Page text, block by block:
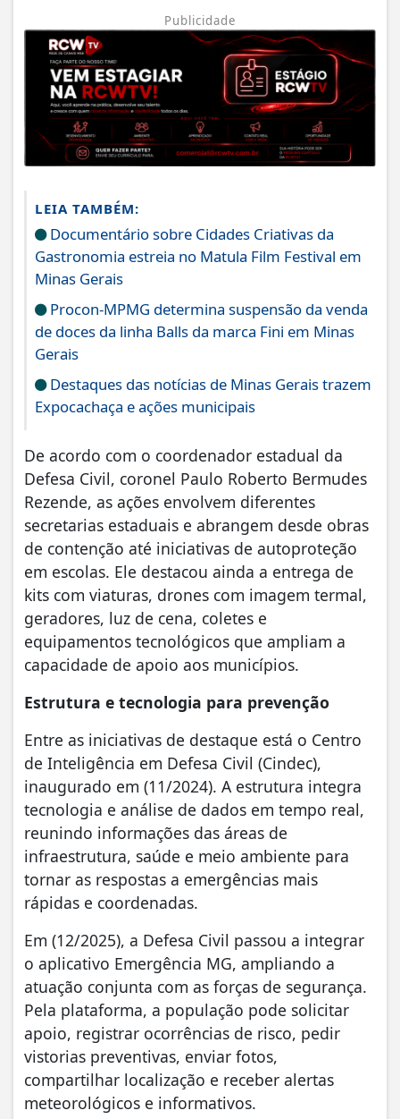
Publicidade
LEIA TAMBÉM:
Documentário sobre Cidades Criativas da
Gastronomia estreia no Matula Film Festival em
Minas Gerais
Procon-MPMG determina suspensão da venda
de doces da linha Balls da marca Fini em Minas
Gerais
Destaques das notícias de Minas Gerais trazem
Expocachaça e ações municipais
De acordo com o coordenador estadual da
Defesa Civil, coronel Paulo Roberto Bermudes
Rezende, as ações envolvem diferentes
secretarias estaduais e abrangem desde obras
de contenção até iniciativas de autoproteção
em escolas. Ele destacou ainda a entrega de
kits com viaturas, drones com imagem termal,
geradores, luz de cena, coletes e
equipamentos tecnológicos que ampliam a
capacidade de apoio aos municípios.
Estrutura e tecnologia para prevenção
Entre as iniciativas de destaque está o Centro
de Inteligência em Defesa Civil (Cindec),
inaugurado em (11/2024). A estrutura integra
tecnologia e análise de dados em tempo real,
reunindo informações das áreas de
infraestrutura, saúde e meio ambiente para
tornar as respostas a emergências mais
rápidas e coordenadas.
Em (12/2025), a Defesa Civil passou a integrar
o aplicativo Emergência MG, ampliando a
atuação conjunta com as forças de segurança.
Pela plataforma, a população pode solicitar
apoio, registrar ocorrências de risco, pedir
vistorias preventivas, enviar fotos,
compartilhar localização e receber alertas
meteorológicos e informativos.